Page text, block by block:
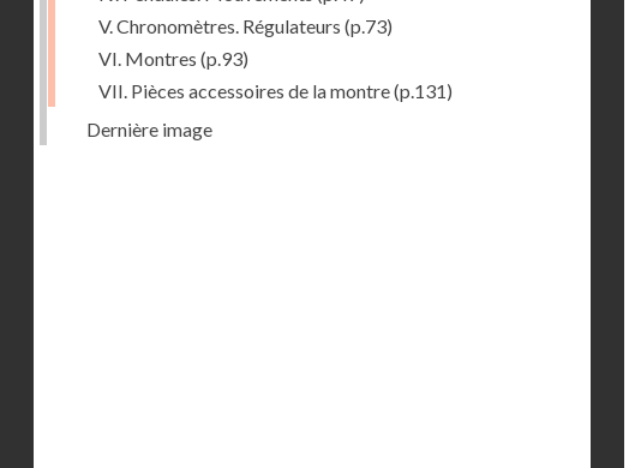
V. Chronomètres. Régulateurs (p.73)
VI. Montres (p.93)
VII. Pièces accessoires de la montre(p.131)
Dernière image